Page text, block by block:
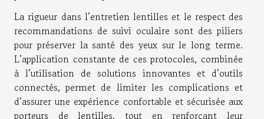
La rigueur dans l’entretien lentilles et le respect des
recommandations de suivi oculaire sont des piliers
pour préserver la santé des yeux sur le long terme.
L’application constante de ces protocoles, combinée
à l’utilisation de solutions innovantes et d’outils
connectés, permet de limiter les complications et
d’assurer une expérience confortable et sécurisée aux
porteurs de lentilles, tout en renforçant leur